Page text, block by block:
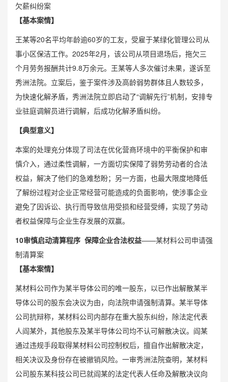
欠薪纠纷案
【基本案情】
王某等20名平均年龄逾60岁的工友，受雇于某绿化管理公司从
事小区保洁工作。2025年2月，该公司从项目退场后，拖欠三
个月劳务报酬共计9.8万余元。王某等人多次催讨未果，遂诉至
秀洲法院。立案后，鉴于案件涉及高龄弱势群体且人数较多，
为快速化解矛盾，秀洲法院立即启动了“调解先行”机制，安排专
业驻庭调解员进行调解，后成功化解矛盾纠纷。
【典型意义】
本案的处理充分体现了司法在优化营商环境中的平衡保护和审
慎介入，通过柔性调解，一方面切实保障了弱势劳动者的合法
权益，解决了他们的急难愁盼；另一方面，也最大限度地降低
了解纷过程对企业正常经营可能造成的负面影响，使涉事企业
避免了因诉讼、执行而导致信用受损和经营受缚，实现了劳动
者权益保障与企业生存发展的双赢。
10审慎启动清算程序 保障企业合法权益——某材料公司申请强
制清算案
【基本案情】
某材料公司作为某半导体公司的唯一股东，以已作出解散某半
导体公司的股东会决议为由，向法院申请强制清算。某半导体
公司抗辩称，某材料公司内部存在重大股东纠纷，除法定代表
人阎某外，其他股东及某半导体公司均不认可解散决议。阎某
通过违规手段取得某材料公司控制权后，擅自作出解散决定，
相关决议及身份存在被撤销风险。一审秀洲法院查明，某材料
公司股东某科技公司已就阎某的法定代表人任命及解散决议向